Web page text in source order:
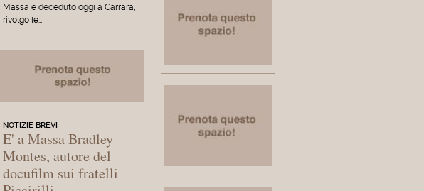
Massa e deceduto oggi a Carrara,
rivolgo le…
NOTIZIE BREVI
E' a Massa Bradley
Montes, autore del
docufilm sui fratelli